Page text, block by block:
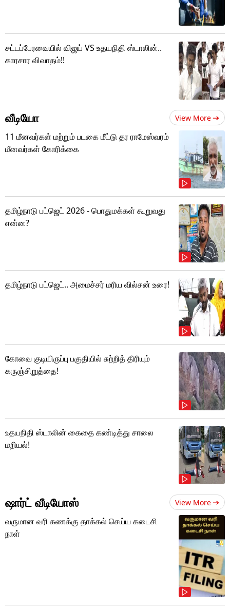
சட்டப்பேரவையில் விஜய் VS உதயநிதி ஸ்டாலின்..
காரசார விவாதம்!!
வீடியோ View More
11 மீனவர்கள் மற்றும் படகை மீட்டு தர ராமேஸ்வரம்
மீனவர்கள் கோரிக்கை
தமிழ்நாடு பட்ஜெட் 2026 - பொதுமக்கள் கூறுவது
என்ன?
தமிழ்நாடு பட்ஜெட்.. அமைச்சர் மரிய வில்சன் உரை!
கோவை குடியிருப்பு பகுதியில் சுற்றித் திரியும்
கருஞ்சிறுத்தை!
உதயநிதி ஸ்டாலின் கைதை கண்டித்து சாலை
மறியல்!
ஷார்ட் வீடியோஸ் View More
வருமான வரி கணக்கு தாக்கல் செய்ய கடைசி
நாள்